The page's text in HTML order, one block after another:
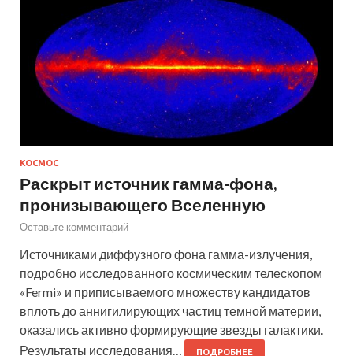
КОСМОС
Раскрыт источник гамма-фона,
пронизывающего Вселенную
Оставьте комментарий
Источниками диффузного фона гамма-излучения,
подробно исследованного космическим телескопом
«Fermi» и приписываемого множеству кандидатов
вплоть до аннигилирующих частиц темной материи,
оказались активно формирующие звезды галактики.
Результаты исследования…
ПОДРОБНЕЕ